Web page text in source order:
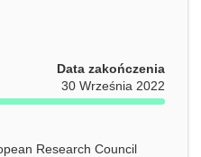
Data zakończenia
30 Września 2022
Research Council